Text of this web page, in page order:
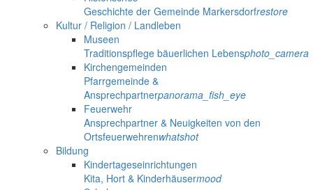
Geschichte der Gemeinde Markersdorfrestore
Kultur / Religion / Landleben
Museen
Traditionspflege bäuerlichen Lebensphoto_camera
Kirchengemeinden
Pfarrgemeinde &
Ansprechpartnerpanorama_fish_eye
Feuerwehr
Ansprechpartner & Neuigkeiten von den
Ortsfeuerwehrenwhatshot
Bildung
Kindertageseinrichtungen
Kita, Hort & Kinderhäusermood